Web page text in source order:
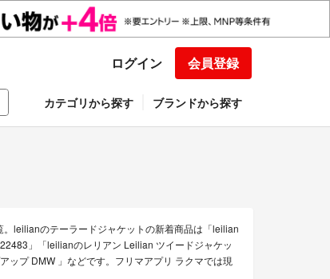
ログイン 会員登録
カテゴリから探す ブランドから探す
leilianのテーラードジャケットの新着商品は「leilian
」「leilianのレリアン Leilian ツイードジャケッ
ップ DMW 」などです。フリマアプリ ラクマでは現